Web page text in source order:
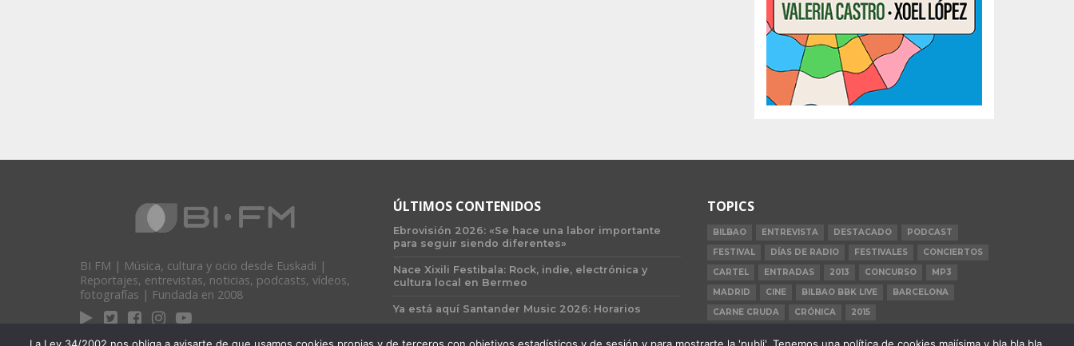
BI FM | Música, cultura y ocio desde Euskadi |
Reportajes, entrevistas, noticias, podcasts, vídeos,
fotografías | Fundada en 2008
ÚLTIMOS CONTENIDOS
Ebrovisión 2026: «Se hace una labor importante
para seguir siendo diferentes»
Nace Xixili Festibala: Rock, indie, electrónica y
cultura local en Bermeo
Ya está aquí Santander Music 2026: Horarios
TOPICS
BILBAO ENTREVISTA DESTACADO
PODCAST
FESTIVAL
DÍAS DE RADIO FESTIVALES
CONCIERTOS
CARTEL
ENTRADAS 2013 CONCURSO
MP3
MADRID
CINE BILBAO BBK LIVE
BARCELONA
CARNE CRUDA
CRÓNICA 2015